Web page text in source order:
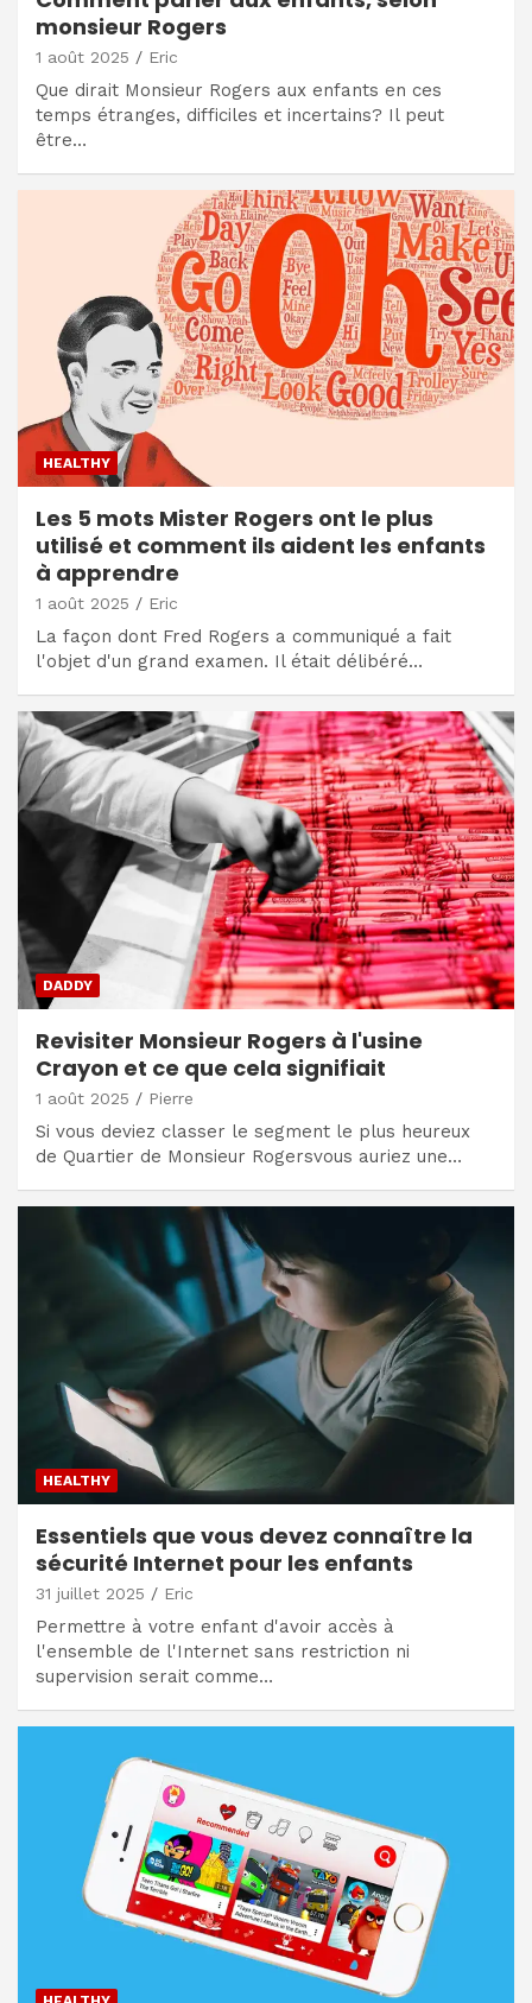
monsieur Rogers
1 août 2025 Eric
Que dirait Monsieur Rogers aux enfants en ces
temps étranges, difficiles et incertains? Il peut
être…
HEALTHY
Les 5 mots Mister Rogers ont le plus
utilisé et comment ils aident les enfants
à apprendre
1 août 2025 Eric
La façon dont Fred Rogers a communiqué a fait
l'objet d'un grand examen. Il était délibéré…
DADDY
Revisiter Monsieur Rogers à l'usine
Crayon et ce que cela signifiait
1 août 2025 Pierre
Si vous deviez classer le segment le plus heureux
de Quartier de Monsieur Rogersvous auriez une…
HEALTHY
Essentiels que vous devez connaître la
sécurité Internet pour les enfants
31 juillet 2025 Eric
Permettre à votre enfant d'avoir accès à
l'ensemble de l'Internet sans restriction ni
supervision serait comme…